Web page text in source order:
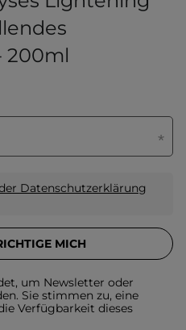
200ml
Datenschutzerklärung
MICH
um Newsletter oder
Sie stimmen zu, eine
Verfügbarkeit dieses